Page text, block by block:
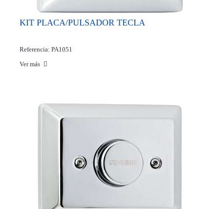
KIT PLACA/PULSADOR TECLA
Referencia: PA1051
Ver más